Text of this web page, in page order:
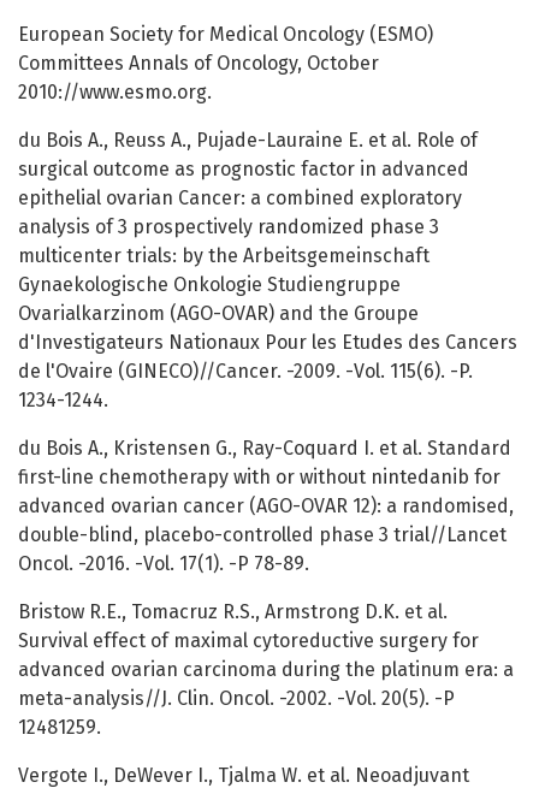
European Society for Medical Oncology (ESMO)
Committees Annals of Oncology, October
2010://www.esmo.org.
du Bois A., Reuss A., Pujade-Lauraine E. et al. Role of
surgical outcome as prognostic factor in advanced
epithelial ovarian Cancer: a combined exploratory
analysis of 3 prospectively randomized phase 3
multicenter trials: by the Arbeitsgemeinschaft
Gynaekologische Onkologie Studiengruppe
Ovarialkarzinom (AGO-OVAR) and the Groupe
d'Investigateurs Nationaux Pour les Etudes des Cancers
de l'Ovaire (GINECO)//Cancer. -2009. -Vol. 115(6). -P.
1234-1244.
du Bois A., Kristensen G., Ray-Coquard I. et al. Standard
first-line chemotherapy with or without nintedanib for
advanced ovarian cancer (AGO-OVAR 12): a randomised,
double-blind, placebo-controlled phase 3 trial//Lancet
Oncol. -2016. -Vol. 17(1). -P 78-89.
Bristow R.E., Tomacruz R.S., Armstrong D.K. et al.
Survival effect of maximal cytoreductive surgery for
advanced ovarian carcinoma during the platinum era: a
meta-analysis//J. Clin. Oncol. -2002. -Vol. 20(5). -P
12481259.
Vergote I., DeWever I., Tjalma W. et al. Neoadjuvant